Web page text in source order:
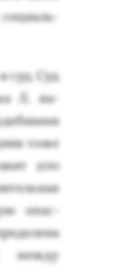
суд. Суд
Л. на­
то­же
200
опас­
меж­ду